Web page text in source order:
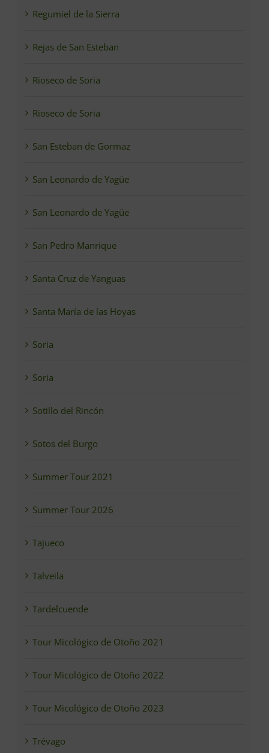
Regumiel de la Sierra
Rejas de San Esteban
Rioseco de Soria
Rioseco de Soria
San Esteban de Gormaz
San Leonardo de Yagüe
San Leonardo de Yagüe
San Pedro Manrique
Santa Cruz de Yanguas
Santa María de las Hoyas
Soria
Soria
Sotillo del Rincón
Sotos del Burgo
Summer Tour 2021
Summer Tour 2026
Tajueco
Talveila
Tardelcuende
Tour Micológico de Otoño 2021
Tour Micológico de Otoño 2022
Tour Micológico de Otoño 2023
Trévago